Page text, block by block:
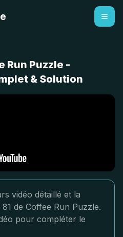
Run Puzzle -
& Solution
vidéo détaillé et la
de Coffee Run Puzzle.
pour compléter le